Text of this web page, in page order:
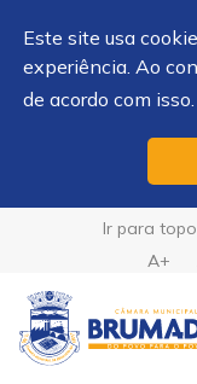
Este site usa
experiência. Ao
de acordo com isso.
Ir para topo
A+